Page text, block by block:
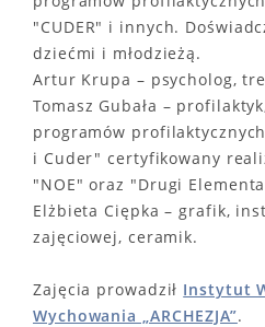
"CUDER" i innych.
dziećmi i młodzieżą.
Artur Krupa – psycholog,
Tomasz Gubała –
programów
i Cuder" certyfikowany
"NOE" oraz "Drugi
Elżbieta Ciępka – grafik,
zajęciowej, ceramik.
Zajęcia prowadził Instytut
Wychowania „ARCHEZJA”.